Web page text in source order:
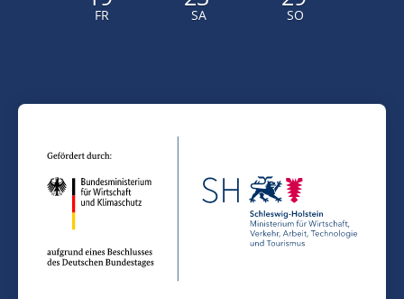
FR SA SO